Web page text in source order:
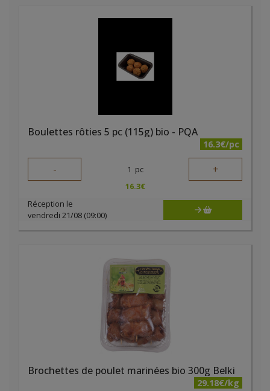
Boulettes rôties 5 pc (115g) bio - PQA
16.3€/pc
- 1 pc +
16.3€
Réception le
vendredi 21/08 (09:00)
Brochettes de poulet marinées bio 300g Belki
29.18€/kg